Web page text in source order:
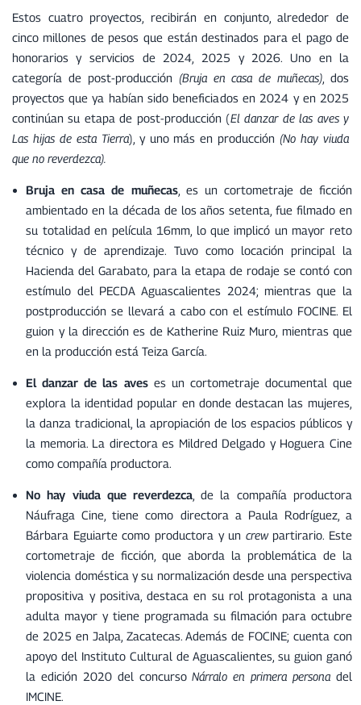
Estos cuatro proyectos, recibirán en conjunto, alrededor de
cinco millones de pesos que están destinados para el pago de
honorarios y servicios de 2024, 2025 y 2026. Uno en la
categoría de post-producción (Bruja en casa de muñecas) , dos
proyectos que ya habían sido beneficiados en 2024 y en 2025
continúan su etapa de post-producción (El danzar de las aves y
Las hijas de esta Tierra), y uno más en producción(No hay viuda
que no reverdezca).
Bruja en casa de muñecas, es un cortometraje de ficción
ambientado en la década de los años setenta, fue filmado en
su totalidad en película 16mm, lo que implicó un mayor reto
técnico y de aprendizaje. Tuvo como locación principal la
Hacienda del Garabato, para la etapa de rodaje se contó con
estímulo del PECDA Aguascalientes 2024; mientras que la
postproducción se llevará a cabo con el estímulo FOCINE. El
guion y la dirección es de Katherine Ruiz Muro, mientras que
en la producción está Teiza García.
El danzar de las aveses un cortometraje documental que
explora la identidad popular en donde destacan las mujeres,
la danza tradicional, la apropiación de los espacios públicos y
la memoria. La directora es Mildred Delgado y Hoguera Cine
como compañía productora.
No hay viuda que reverdezca , de la compañía productora
Náufraga Cine, tiene como directora a Paula Rodríguez, a
Bárbara Eguiarte como productora y un crew partirario. Este
cortometraje de ficción, que aborda la problemática de la
violencia doméstica y su normalización desde una perspectiva
propositiva y positiva, destaca en su rol protagonista a una
adulta mayor y tiene programada su filmación para octubre
de 2025 en Jalpa, Zacatecas. Además de FOCINE; cuenta con
apoyo del Instituto Cultural de Aguascalientes, su guion ganó
la edición 2020 del concursoNárralo en primera personadel
IMCINE.